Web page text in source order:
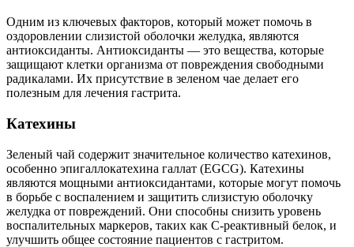
Одним из ключевых факторов, который может помочь в
оздоровлении слизистой оболочки желудка, являются
антиоксиданты. Антиоксиданты — это вещества, которые
защищают клетки организма от повреждения свободными
радикалами. Их присутствие в зеленом чае делает его
полезным для лечения гастрита.
Катехины
Зеленый чай содержит значительное количество катехинов,
особенно эпигаллокатехина галлат (EGCG). Катехины
являются мощными антиоксидантами, которые могут помочь
в борьбе с воспалением и защитить слизистую оболочку
желудка от повреждений. Они способны снизить уровень
воспалительных маркеров, таких как C-реактивный белок, и
улучшить общее состояние пациентов с гастритом.